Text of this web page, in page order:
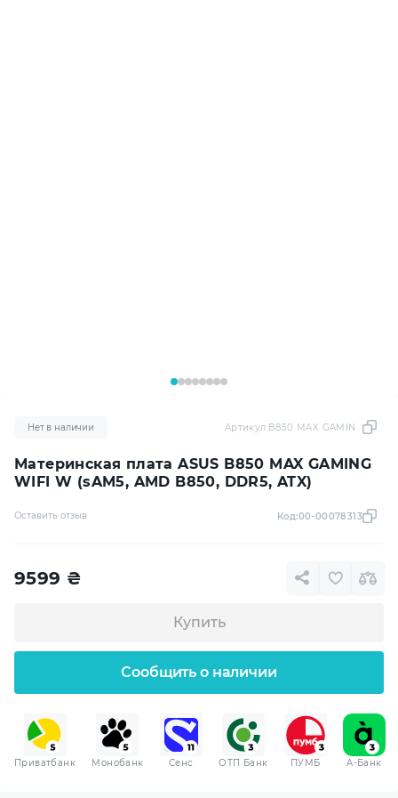
Материнская плата ASUS B850 MAX GAMING
WIFI W (sAM5, AMD B850, DDR5, ATX)
Нет в наличии Артикул:B850 MAX GAMING WIFI
Оставить отзыв Код:00-00078313
9599 ₴
Купить
Сообщить о наличии
Приватбанк Монобанк Сенс ОТП Банк ПУМБ A-Банк